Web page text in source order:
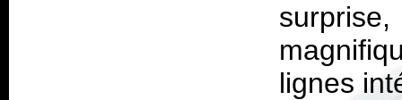
lignes